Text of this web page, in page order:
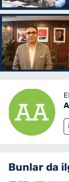
Bunlar da